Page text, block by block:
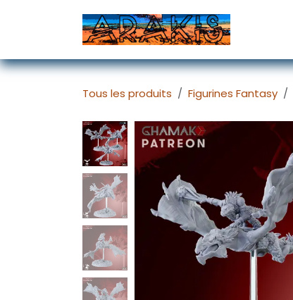
Tous les produits Figurines Fantasy